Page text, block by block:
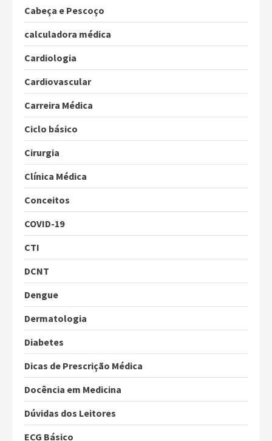
Cabeça e Pescoço
calculadora médica
Cardiologia
Cardiovascular
Carreira Médica
Ciclo básico
Cirurgia
Clínica Médica
Conceitos
COVID-19
CTI
DCNT
Dengue
Dermatologia
Diabetes
Dicas de Prescrição Médica
Docência em Medicina
Dúvidas dos Leitores
ECG Básico